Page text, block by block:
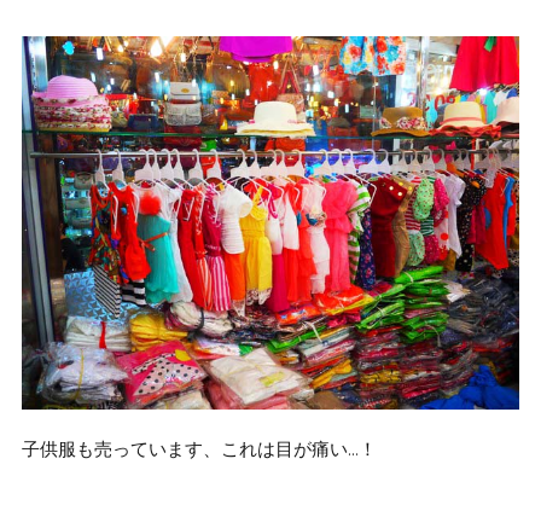
子供服も売っています、これは目が痛い…！